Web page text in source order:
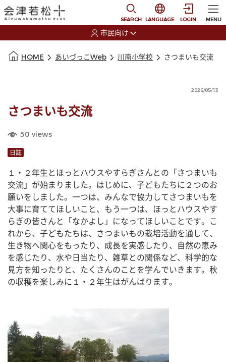
SEARCH
選択すると言語の切
LANGUAGE LOGIN MENU
市民向け
HOME あいづっこWeb 川南小学校 さつまいも交流
2026/05/13
さつまいも交流
50 views
日誌
１・２年生とほっとハウスやすらぎさんとの「さつまいも
交流」が始まりました。はじめに、子どもたちに２つのお
願いをしました。一つは、みんなで協力してさつまいもを
大事に育ててほしいこと、もう一つは、ほっとハウスやす
らぎの皆さんと「なかよし」になってほしいことです。こ
れから、子どもたちは、さつまいもの栽培活動を通して、
生き物へ関心をもったり、成長を実感したり、自然の恵み
を感じたり、水や日当たり、雑草との関係など、科学的な
見方を知ったりと、たくさんのことを学んでいきます。秋
の収穫を楽しみに１・２年生はがんばります。